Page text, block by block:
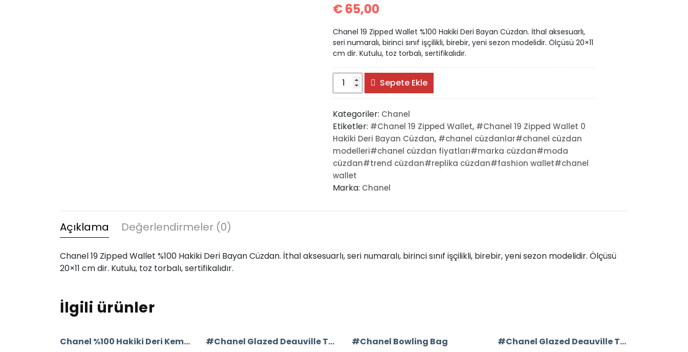
€65,00
Chanel 19 Zipped Wallet %100 Hakiki Deri Bayan Cüzdan. İthal aksesuarlı,
seri numaralı, birinci sınıf işçilikli, birebir, yeni sezon modelidir. Ölçüsü 20×11
cm dir. Kutulu, toz torbalı, sertifikalıdır.
#Chanel
19
Zipped
Wallet
adet
Sepete Ekle
Kategoriler: Chanel
Etiketler: #Chanel 19 Zipped Wallet, #Chanel 19 Zipped Wallet 0
Hakiki Deri Bayan Cüzdan, #chanel cüzdanlar#chanel cüzdan
modelleri#chanel cüzdan fiyatları#marka cüzdan#moda
cüzdan#trend cüzdan#replika cüzdan#fashion wallet#chanel
wallet
Marka: Chanel
Açıklama Değerlendirmeler (0)
Chanel 19 Zipped Wallet %100 Hakiki Deri Bayan Cüzdan. İthal aksesuarlı, seri numaralı, birinci sınıf işçilikli, birebir, yeni sezon modelidir. Ölçüsü
20×11 cm dir. Kutulu, toz torbalı, sertifikalıdır.
İlgili ürünler
Chanel %100 Hakiki Deri Kemer #Chanel Glazed Deauville Tote Bag #Chanel Bowling Bag #Chanel Glazed Deauville Tote Bag